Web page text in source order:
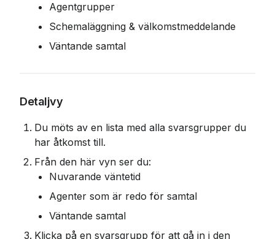
Agentgrupper
Schemaläggning & välkomstmeddelande
Väntande samtal
Detaljvy
Du möts av en lista med alla svarsgrupper du
har åtkomst till.
Från den här vyn ser du:
Nuvarande väntetid
Agenter som är redo för samtal
Väntande samtal
Klicka på en svarsgrupp för att gå in i den